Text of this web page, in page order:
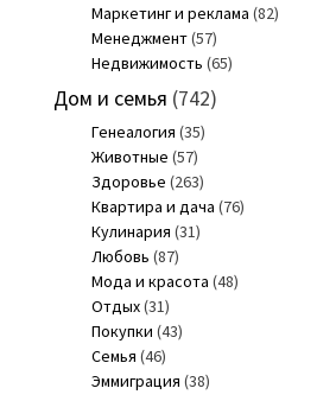
Маркетинг и реклама (82)
Менеджмент(57)
Недвижимость (65)
Дом и семья (742)
Генеалогия (35)
Животные (57)
Здоровье (263)
Квартира и дача (76)
Кулинария (31)
Любовь (87)
Мода и красота (48)
Отдых(31)
Покупки (43)
Семья (46)
Эммиграция (38)